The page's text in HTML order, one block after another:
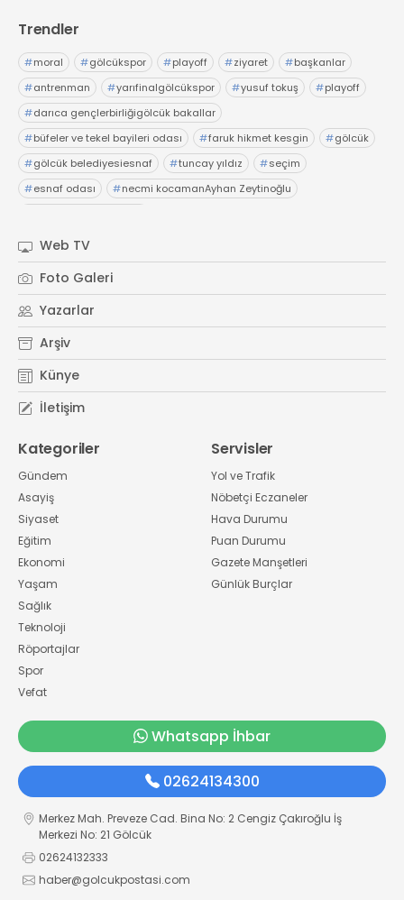
Trendler
#moral #gölcükspor #playoff #ziyaret #başkanlar
#antrenman #yarıfinalgölcükspor #yusuf tokuş #playoff
#darıca gençlerbirliğigölcük bakallar
#büfeler ve tekel bayileri odası #faruk hikmet kesgin #gölcük
#gölcük belediyesiesnaf #tuncay yıldız #seçim
#esnaf odası #necmi kocamanAyhan Zeytinoğlu
Web TV
Foto Galeri
Yazarlar
Arşiv
Künye
İletişim
Kategoriler
Gündem
Asayiş
Siyaset
Eğitim
Ekonomi
Yaşam
Sağlık
Teknoloji
Röportajlar
Spor
Vefat
Servisler
Yol ve Trafik
Nöbetçi Eczaneler
Hava Durumu
Puan Durumu
Gazete Manşetleri
Günlük Burçlar
Whatsapp İhbar
02624134300
Merkez Mah. Preveze Cad. Bina No: 2 Cengiz Çakıroğlu İş
Merkezi No: 21 Gölcük
02624132333
haber@golcukpostasi.com